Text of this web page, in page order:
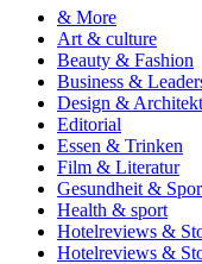
& More
Art & culture
Beauty & Fashion
Business &
Design &
Editorial
Essen & Trinken
Film & Literatur
Gesundheit &
Health & sport
Hotelreviews &
Hotelreviews &